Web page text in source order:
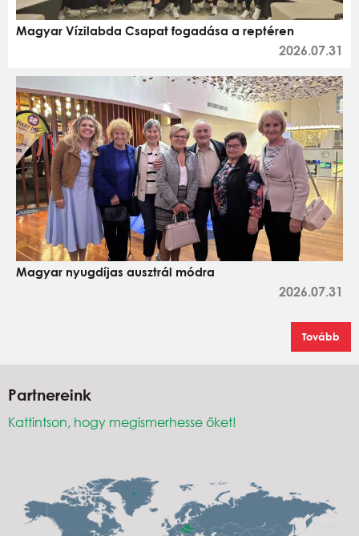
Magyar Vízilabda Csapat fogadása a reptéren
2026.07.31
Magyar nyugdíjas ausztrál módra
2026.07.31
Tovább
Partnereink
Kattintson, hogy megismerhesse őket!